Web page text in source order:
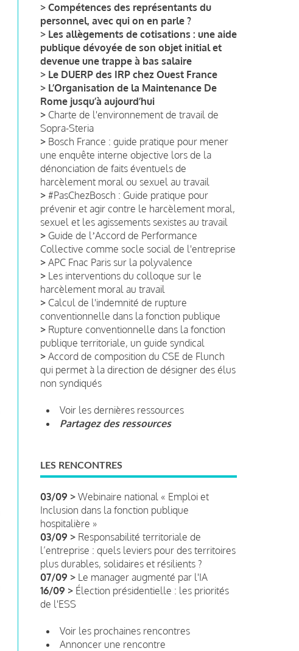
> Compétences des représentants du
personnel, avec qui on en parle ?
> Les allègements de cotisations : une aide
publique dévoyée de son objet initial et
devenue une trappe à bas salaire
> Le DUERP des IRP chez Ouest France
> L’Organisation de la Maintenance De
Rome jusqu’à aujourd’hui
> Charte de l'environnement de travail de
Sopra-Steria
> Bosch France : guide pratique pour mener
une enquête interne objective lors de la
dénonciation de faits éventuels de
harcèlement moral ou sexuel au travail
> #PasChezBosch : Guide pratique pour
prévenir et agir contre le harcèlement moral,
sexuel et les agissements sexistes au travail
> Guide de lʼAccord de Performance
Collective comme socle social de l'entreprise
> APC Fnac Paris sur la polyvalence
> Les interventions du colloque sur le
harcèlement moral au travail
> Calcul de l'indemnité de rupture
conventionnelle dans la fonction publique
> Rupture conventionnelle dans la fonction
publique territoriale, un guide syndical
> Accord de composition du CSE de Flunch
qui permet à la direction de désigner des élus
non syndiqués
Voir les dernières ressources
Partagez des ressources
LES RENCONTRES
03/09 > Webinaire national « Emploi et
Inclusion dans la fonction publique
hospitalière »
03/09 > Responsabilité territoriale de
l’entreprise : quels leviers pour des territoires
plus durables, solidaires et résilients ?
07/09 > Le manager augmenté par l'IA
16/09 > Élection présidentielle : les priorités
de l'ESS
Voir les prochaines rencontres
Annoncer une rencontre